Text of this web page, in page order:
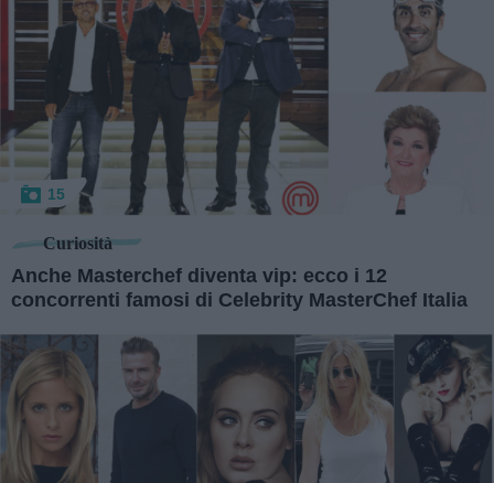
15
Curiosità
Anche Masterchef diventa vip: ecco i 12
concorrenti famosi di Celebrity MasterChef Italia